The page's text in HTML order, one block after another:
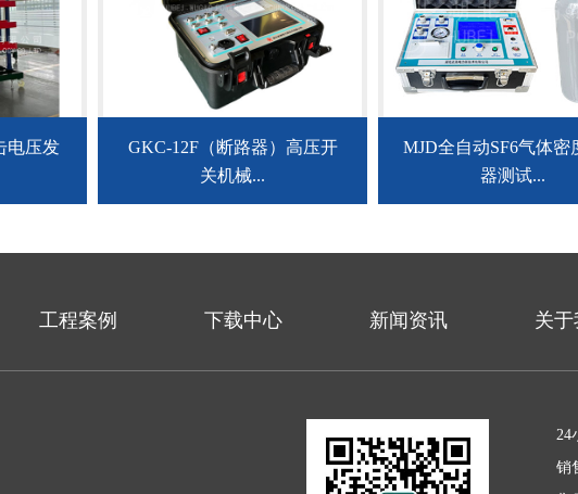
电压发
GKC-12F（断路器）高压开
关机械...
MJD全自动SF6气体密
器测试...
工程案例 下载中心 新闻资讯 关于
24
销